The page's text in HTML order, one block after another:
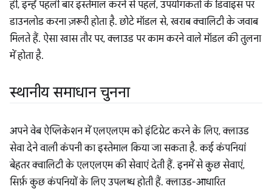
ही, इन्हें पहली बार इस्तेमाल करने से पहले, उपयोगकर्ता के डिवाइस पर
डाउनलोड करना ज़रूरी होता है. छोटे मॉडल से, खराब क्वालिटी के जवाब
मिलते हैं. ऐसा खास तौर पर, क्लाउड पर काम करने वाले मॉडल की तुलना
में होता है.
स्थानीय समाधान चुनना
अपने वेब ऐप्लिकेशन में एलएलएम को इंटिग्रेट करने के लिए, क्लाउड
सेवा देने वाली कंपनी का इस्तेमाल किया जा सकता है. कई कंपनियां
बेहतर क्वालिटी के एलएलएम की सेवाएं देती हैं. इनमें से कुछ सेवाएं,
सिर्फ़ कुछ कंपनियों के लिए उपलब्ध होती हैं. क्लाउड-आधारित